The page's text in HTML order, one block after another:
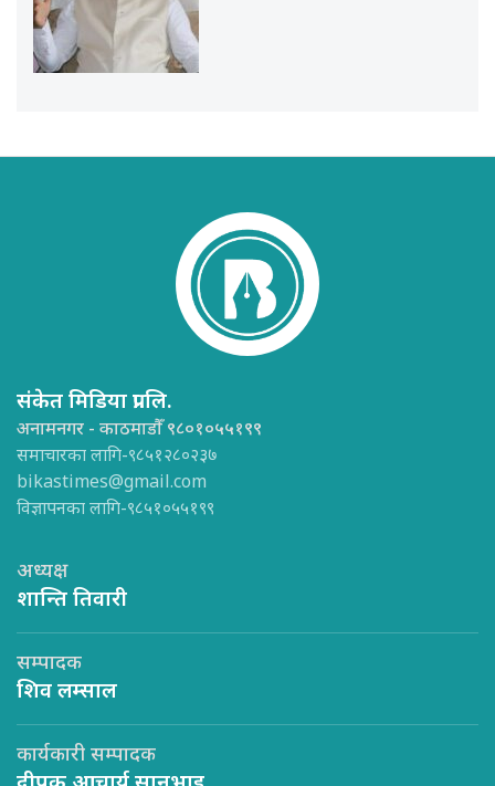
संकेत मिडिया प्रा.लि.
अनामनगर - काठमाडौँ ९८०१०५५१९९
समाचारका लागि-९८५१२८०२३७
bikastimes@gmail.com
विज्ञापनका लागि-९८५१०५५१९९
अध्यक्ष
शान्ति तिवारी
सम्पादक
शिव लम्साल
कार्यकारी सम्पादक